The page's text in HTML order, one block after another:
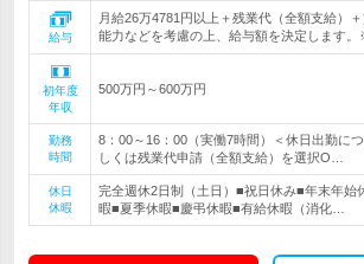
給与
月給26万4781円以上＋残業代（全額支給）
能力などを考慮の上、給与額を決定します
初年度
年収
500万円～600万円
勤務
時間
8：00～16：00（実働7時間）＜休日出勤に
しくは残業代申請（全額支給）を選択O…
休日
休暇
完全週休2日制（土日）■祝日休み■年末年始
暇■夏季休暇■慶弔休暇■有給休暇（消化…